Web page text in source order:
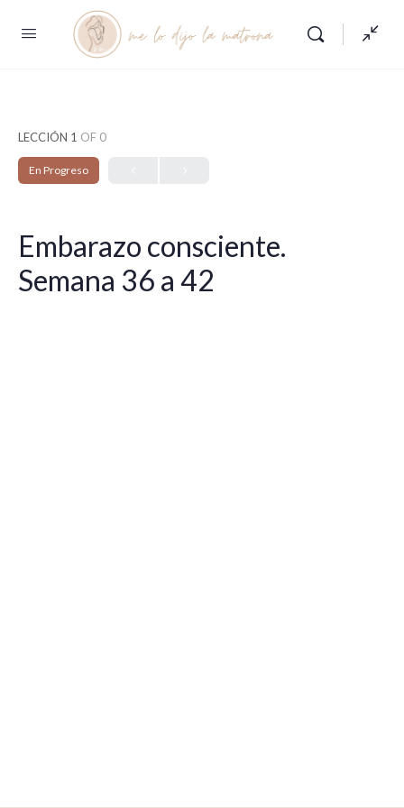
LECCIÓN 1 OF 0
En Progreso
Embarazo consciente.
Semana 36 a 42